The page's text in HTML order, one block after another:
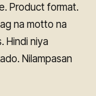
Product format.
na motto na
Hindi niya
Nilampasan